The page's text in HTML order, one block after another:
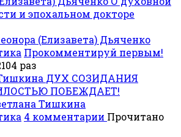
и эпохальном докторе
(Елизавета) Дьяченко
Прокомментируй первым!
раз
ДУХ СОЗИДАНИЯ
ПОБЕЖДАЕТ!
Тишкина
4 комментарии Прочитано